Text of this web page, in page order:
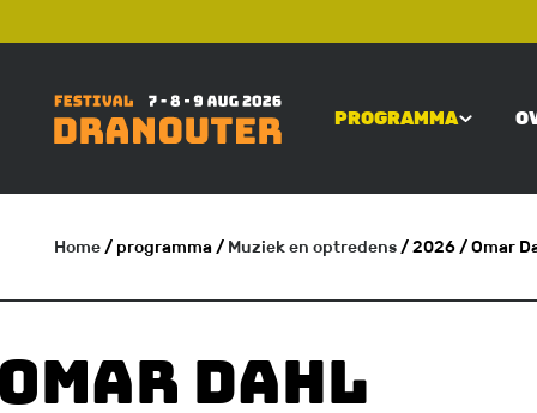
gaan
PROGRAMMA
KRUIMELPAD
Home/ programma/ Muziek en optredens/ 2026/ Omar
Dahl